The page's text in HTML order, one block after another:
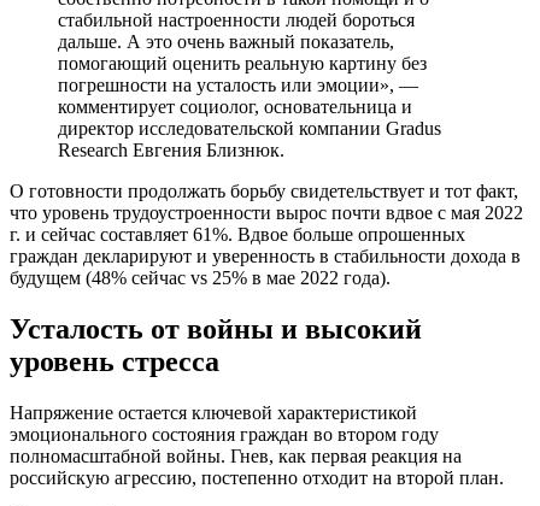
стабильной настроенности людей бороться
дальше. А это очень важный показатель,
помогающий оценить реальную картину без
погрешности на усталость или эмоции», —
комментирует социолог, основательница и
директор исследовательской компании Gradus
Research Евгения Близнюк.
О готовности продолжать борьбу свидетельствует и тот факт,
что уровень трудоустроенности вырос почти вдвое с мая 2022
г. и сейчас составляет 61%. Вдвое больше опрошенных
граждан декларируют и уверенность в стабильности дохода в
будущем (48% сейчас vs 25% в мае 2022 года).
Усталость от войны и высокий
уровень стресса
Напряжение остается ключевой характеристикой
эмоционального состояния граждан во втором году
полномасштабной войны. Гнев, как первая реакция на
российскую агрессию, постепенно отходит на второй план.